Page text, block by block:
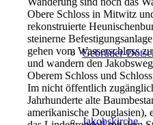
Gebrüder-
Jakobskirche
Obere Schloss in Mitwitz
rekonstruierte
steinerne
gehen vom Wasserschloss
und wandern den
Oberem Schloss und
Im nicht öffentlich
Jahrhunderte alte
amerikanische Douglasien),